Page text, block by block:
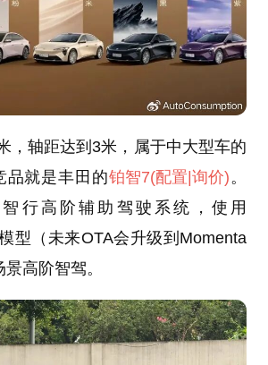
，轴距达到3米，属于中大型车的
品就是丰田的铂智7(配置 |询价)。
行高阶辅助驾驶系统，使用
型（未来OTA会升级到Momenta
高阶智驾。